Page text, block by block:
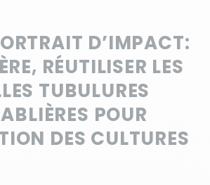
D’IMPACT:
RÉUTILISER LES
TUBULURES
POUR
DES CULTURES